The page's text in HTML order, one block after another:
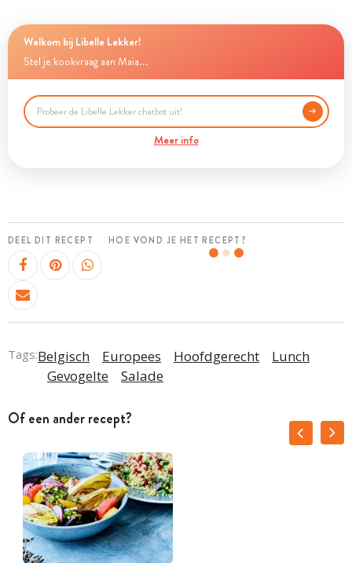
Welkom bij Libelle Lekker!
Stel je kookvraag aan Maia...
Meer info
DEEL DIT RECEPT HOE VOND JE HET RECEPT?
Tags:Belgisch Europees Hoofdgerecht
Lunch
Gevogelte
Salade
Of een ander recept?